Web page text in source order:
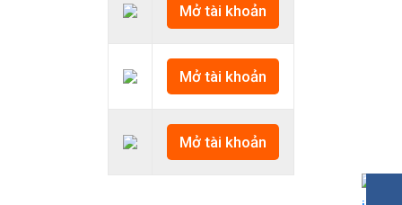
Mở tài khoản
Mở tài khoản
Mở tài khoản